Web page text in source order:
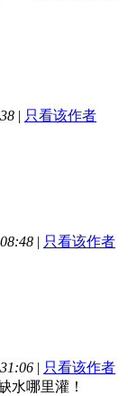
| 只看该作者
| 只看该作者
| 只看该作者
水哪里灌！